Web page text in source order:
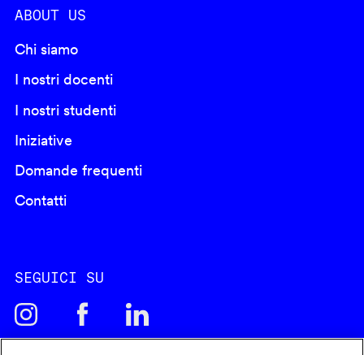
ABOUT US
Chi siamo
I nostri docenti
I nostri studenti
Iniziative
Domande frequenti
Contatti
SEGUICI SU